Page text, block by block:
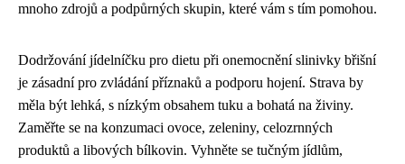
mnoho zdrojů a podpůrných skupin, které vám s tím pomohou.
Dodržování jídelníčku pro dietu při onemocnění slinivky břišní
je zásadní pro zvládání příznaků a podporu hojení. Strava by
měla být lehká, s nízkým obsahem tuku a bohatá na živiny.
Zaměřte se na konzumaci ovoce, zeleniny, celozrnných
produktů a libových bílkovin. Vyhněte se tučným jídlům,